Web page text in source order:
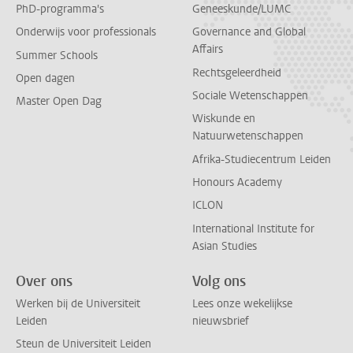
PhD-programma's
Onderwijs voor professionals
Summer Schools
Open dagen
Master Open Dag
Geneeskunde/LUMC
Governance and Global
Affairs
Rechtsgeleerdheid
Sociale Wetenschappen
Wiskunde en
Natuurwetenschappen
Afrika-Studiecentrum Leiden
Honours Academy
ICLON
International Institute for
Asian Studies
Over ons
Werken bij de Universiteit
Leiden
Steun de Universiteit Leiden
Volg ons
Lees onze wekelijkse
nieuwsbrief